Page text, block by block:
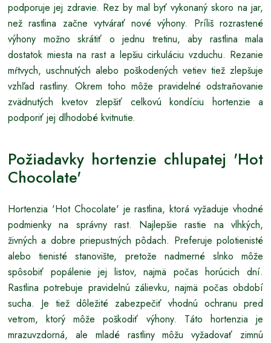
podporuje jej zdravie. Rez by mal byť vykonaný skoro na jar,
než rastlina začne vytvárať nové výhony. Príliš rozrastené
výhony možno skrátiť o jednu tretinu, aby rastlina mala
dostatok miesta na rast a lepšiu cirkuláciu vzduchu. Rezanie
mŕtvych, uschnutých alebo poškodených vetiev tiež zlepšuje
vzhľad rastliny. Okrem toho môže pravidelné odstraňovanie
zvädnutých kvetov zlepšiť celkovú kondíciu hortenzie a
podporiť jej dlhodobé kvitnutie.
Požiadavky hortenzie chlupatej 'Hot
Chocolate'
Hortenzia 'Hot Chocolate' je rastlina, ktorá vyžaduje vhodné
podmienky na správny rast. Najlepšie rastie na vlhkých,
živných a dobre priepustných pôdach. Preferuje polotienisté
alebo tienisté stanovište, pretože nadmerné slnko môže
spôsobiť popálenie jej listov, najmä počas horúcich dní.
Rastlina potrebuje pravidelnú zálievku, najmä počas období
sucha. Je tiež dôležité zabezpečiť vhodnú ochranu pred
vetrom, ktorý môže poškodiť výhony. Táto hortenzia je
mrazuvzdorná, ale mladé rastliny môžu vyžadovať zimnú